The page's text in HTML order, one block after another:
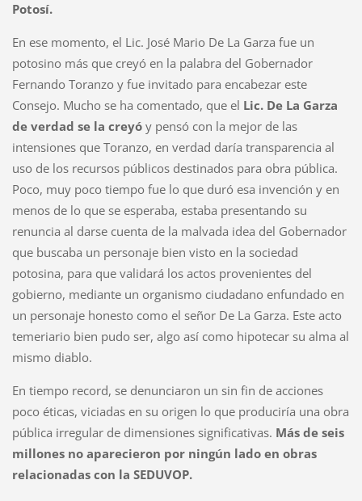
Potosí.
En ese momento, el Lic. José Mario De La Garza fue un
potosino más que creyó en la palabra del Gobernador
Fernando Toranzo y fue invitado para encabezar este
Consejo. Mucho se ha comentado, que el Lic. De La Garza
de verdad se la creyóy pensó con la mejor de las
intensiones que Toranzo, en verdad daría transparencia al
uso de los recursos públicos destinados para obra pública.
Poco, muy poco tiempo fue lo que duró esa invención y en
menos de lo que se esperaba, estaba presentando su
renuncia al darse cuenta de la malvada idea del Gobernador
que buscaba un personaje bien visto en la sociedad
potosina, para que validará los actos provenientes del
gobierno, mediante un organismo ciudadano enfundado en
un personaje honesto como el señor De La Garza. Este acto
temeriario bien pudo ser, algo así como hipotecar su alma al
mismo diablo.
En tiempo record, se denunciaron un sin fin de acciones
poco éticas, viciadas en su origen lo que produciría una obra
pública irregular de dimensiones significativas. Más de seis
millones no aparecieron por ningún lado en obras
relacionadas con la SEDUVOP.